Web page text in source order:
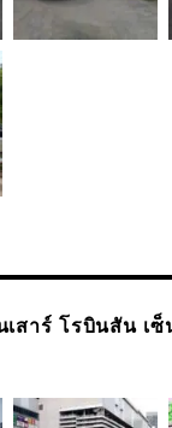
สาร์ โรบินสัน เ